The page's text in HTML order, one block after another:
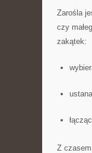
Zarośla
czy
zakątek:
Z